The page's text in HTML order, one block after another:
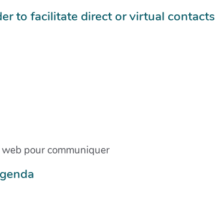
to facilitate direct or virtual contacts
pour communiquer